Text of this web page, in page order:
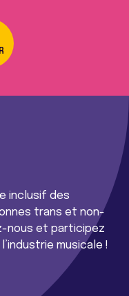
inclusif des
trans et non-
nous et participez
musicale !